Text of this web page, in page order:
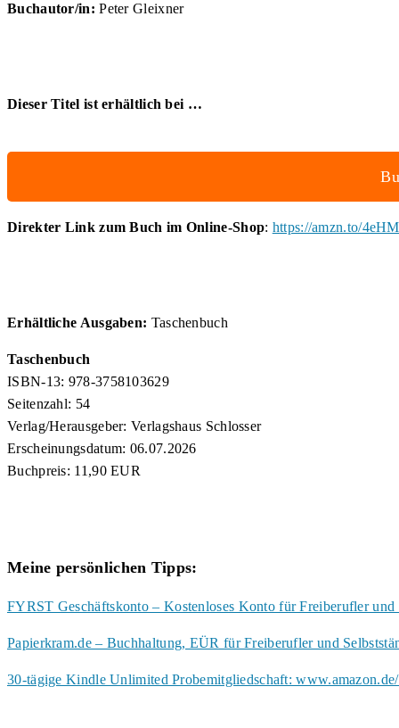
Buchautor/in:Peter Gleixner
Dieser Titel ist erhältlich bei …
Direkter Link zum Buch im Online-Shop: https://amzn.to/
Erhältliche Ausgaben: Taschenbuch
Taschenbuch
ISBN-13: 978-3758103629
Seitenzahl: 54
Verlag/Herausgeber: Verlagshaus Schlosser
Erscheinungsdatum: 06.07.2026
Buchpreis: 11,90 EUR
Meine persönlichen Tipps:
FYRST Geschäftskonto – Kostenloses Konto für Freiberufler und
Papierkram.de – Buchhaltung, EÜR für Freiberufler und
30-tägige Kindle Unlimited Probemitgliedschaft: